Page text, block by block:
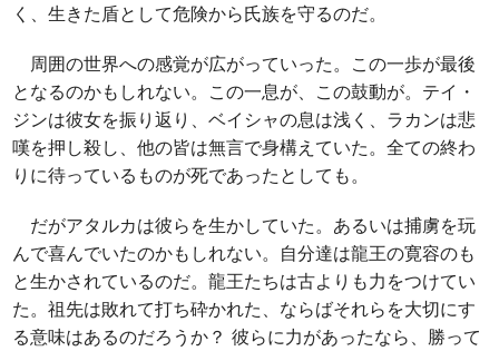
く、生きた盾として危険から氏族を守るのだ。
周囲の世界への感覚が広がっていった。この一歩が最後
となるのかもしれない。この一息が、この鼓動が。テイ・
ジンは彼女を振り返り、ベイシャの息は浅く、ラカンは悲
嘆を押し殺し、他の皆は無言で身構えていた。全ての終わ
りに待っているものが死であったとしても。
だがアタルカは彼らを生かしていた。あるいは捕虜を玩
んで喜んでいたのかもしれない。自分達は龍王の寛容のも
と生かされているのだ。龍王たちは古よりも力をつけてい
た。祖先は敗れて打ち砕かれた、ならばそれらを大切にす
る意味はあるのだろうか？ 彼らに力があったなら、勝って